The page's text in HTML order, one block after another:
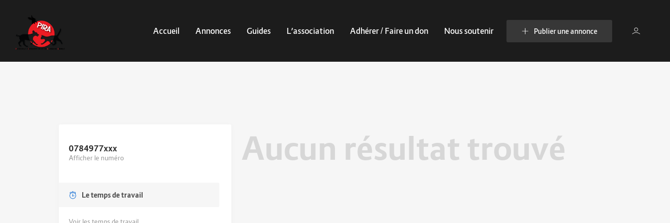
Accueil Annonces Guides L’association Adhérer / Faire un don Nous soutenir Publier une annonce
0784977xxx
Afficher le numéro
Le temps de travail
Aucun résultat trouvé